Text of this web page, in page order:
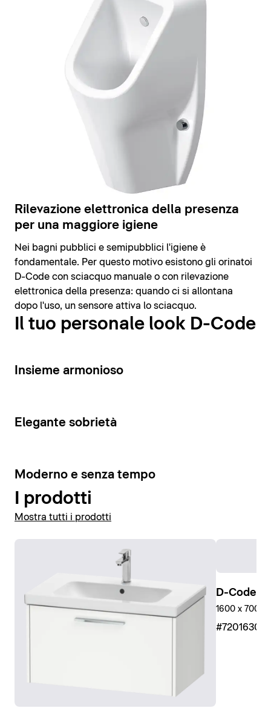
Rilevazione elettronica della presenza
per una maggiore igiene
Nei bagni pubblici e semipubblici l'igiene è
fondamentale. Per questo motivo esistono gli orinatoi
D-Code con sciacquo manuale o con rilevazione
elettronica della presenza: quando ci si allontana
dopo l'uso, un sensore attiva lo sciacquo.
Il tuo personale look D-Code
14
Insieme armonioso
15
Elegante sobrietà
10
Moderno e senza tempo
I prodotti
Mostra tutti i prodotti
D-Code
1600 x 700